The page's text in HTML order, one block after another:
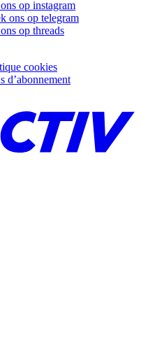
op instagram
ons op telegram
op threads
cookies
d’abonnement